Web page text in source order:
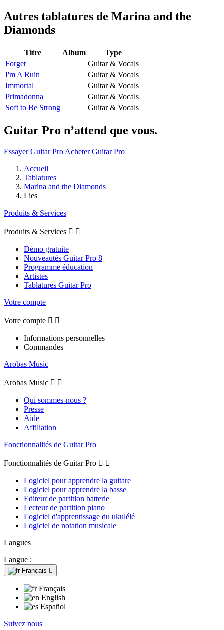
Autres tablatures de Marina and the
Diamonds
Titre Album
Type
Forget
Guitar & Vocals
I'm A Ruin
Guitar & Vocals
Immortal
Guitar & Vocals
Primadonna
Guitar & Vocals
Soft to Be Strong
Guitar & Vocals
Guitar Pro n’attend que vous.
Essayer Guitar Pro Acheter Guitar Pro
Accueil
Tablatures
Marina and the Diamonds
Lies
Produits & Services
Produits & Services  
Démo gratuite
Nouveautés Guitar Pro 8
Programme éducation
Artistes
Tablatures Guitar Pro
Votre compte
Votre compte  
Informations personnelles
Commandes
Arobas Music
Arobas Music  
Qui sommes-nous ?
Presse
Aide
Affiliation
Fonctionnalités de Guitar Pro
Fonctionnalités de Guitar Pro  
Logiciel pour apprendre la guitare
Logiciel pour apprendre la basse
Editeur de partition batterie
Lecteur de partition piano
Logiciel d'apprentissage du ukulélé
Logiciel de notation musicale
Langues
Langue :
Français 
Français
English
Español
Suivez nous